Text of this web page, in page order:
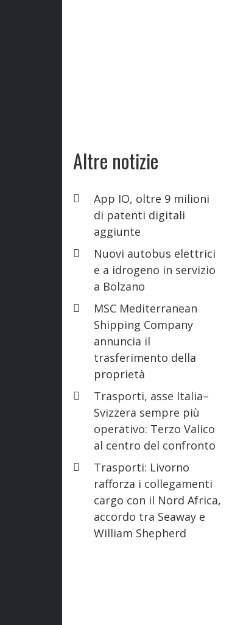
Altre notizie
App IO, oltre 9 milioni
di patenti digitali
aggiunte
Nuovi autobus elettrici
e a idrogeno in servizio
a Bolzano
MSC Mediterranean
Shipping Company
annuncia il
trasferimento della
proprietà
Trasporti, asse Italia–
Svizzera sempre più
operativo: Terzo Valico
al centro del confronto
Trasporti: Livorno
rafforza i collegamenti
cargo con il Nord Africa,
accordo tra Seaway e
William Shepherd